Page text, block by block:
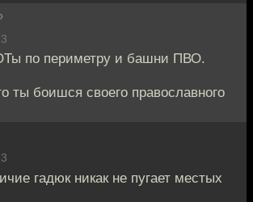
по периметру и башни ПВО.
ты боишся своего православного
гадюк никак не пугает местых